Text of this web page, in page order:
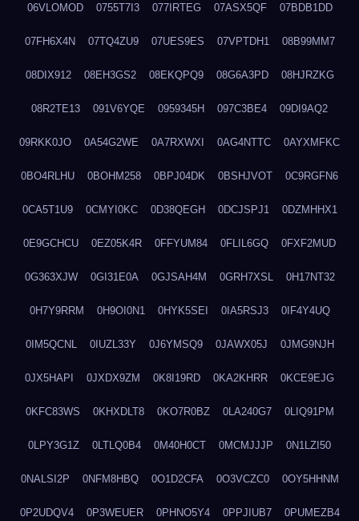
06VLOMOD 0755T7I3 077IRTEG 07ASX5QF 07BDB1DD
07FH6X4N 07TQ4ZU9 07UES9ES 07VPTDH1 08B99MM7
08DIX912 08EH3GS2 08EKQPQ9 08G6A3PD 08HJRZKG
08R2TE13 091V6YQE 0959345H 097C3BE4 09DI9AQ2
09RKK0JO 0A54G2WE 0A7RXWXI 0AG4NTTC 0AYXMFKC
0BO4RLHU 0BOHM258 0BPJ04DK 0BSHJVOT 0C9RGFN6
0CA5T1U9 0CMYI0KC 0D38QEGH 0DCJSPJ1 0DZMHHX1
0E9GCHCU 0EZ05K4R 0FFYUM84 0FLIL6GQ 0FXF2MUD
0G363XJW 0GI31E0A 0GJSAH4M 0GRH7XSL 0H17NT32
0H7Y9RRM 0H9OI0N1 0HYK5SEI 0IA5RSJ3 0IF4Y4UQ
0IM5QCNL 0IUZL33Y 0J6YMSQ9 0JAWX05J 0JMG9NJH
0JX5HAPI 0JXDX9ZM 0K8I19RD 0KA2KHRR 0KCE9EJG
0KFC83WS 0KHXDLT8 0KO7R0BZ 0LA240G7 0LIQ91PM
0LPY3G1Z 0LTLQ0B4 0M40H0CT 0MCMJJJP 0N1LZI50
0NALSI2P 0NFM8HBQ 0O1D2CFA 0O3VCZC0 0OY5HHNM
0P2UDQV4 0P3WEUER 0PHNO5Y4 0PPJIUB7 0PUMEZB4